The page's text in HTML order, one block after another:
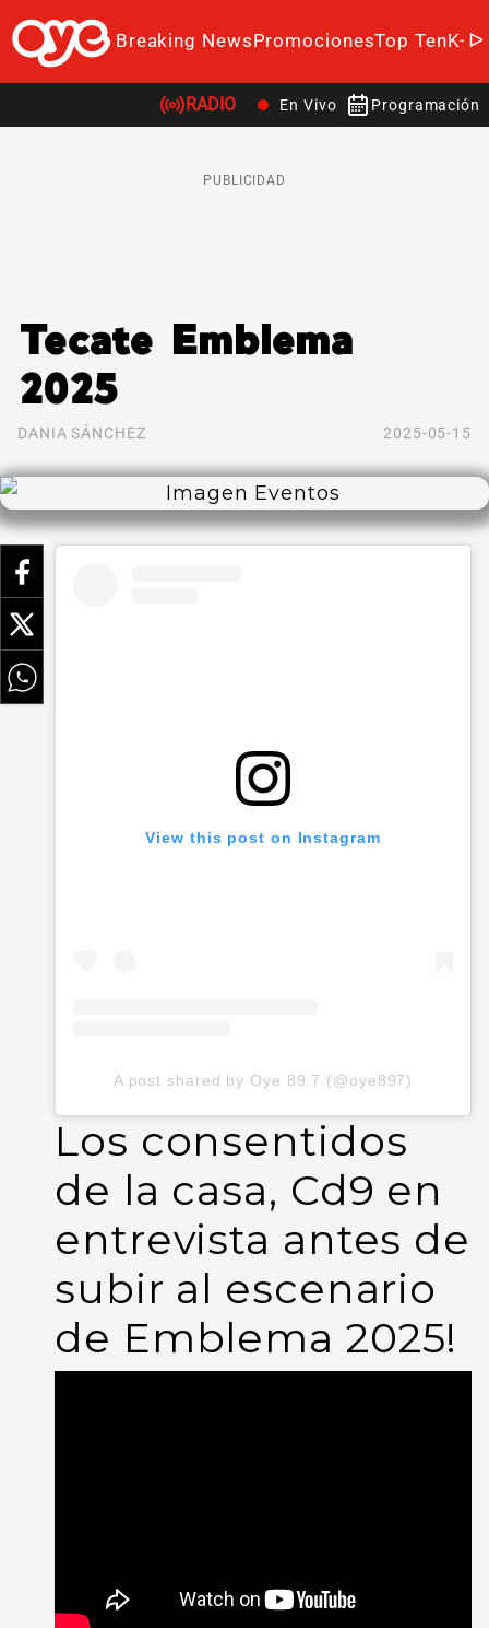
Breaking NewsPromocionesTop TenK-
RADIO En Vivo Programación
PUBLICIDAD
Tecate Emblema
2025
DANIA SÁNCHEZ 2025-05-15
View this post on Instagram
A post shared by Oye 89.7 (@oye897)
Los consentidos
de la casa, Cd9 en
entrevista antes de
subir al escenario
de Emblema 2025!